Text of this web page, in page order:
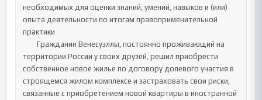
необходимых для оценки знаний, умений, навыков и (или)
опыта деятельности по итогам правоприменительной
практики
	Гражданин Венесуэллы, постоянно проживающий на
территории России у своих друзей, решил приобрести
собственное новое жилье по договору долевого участия в
строящемся жилом комплексе и застраховать свои риски,
связанные с приобретением новой квартиры в иностранной